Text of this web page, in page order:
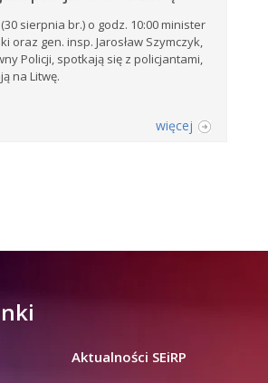
sierpnia br.) o godz. 10:00 minister
oraz gen. insp. Jarosław Szymczyk,
Policji, spotkają się z policjantami,
na Litwę.
więcej
Aktualności SEiRP